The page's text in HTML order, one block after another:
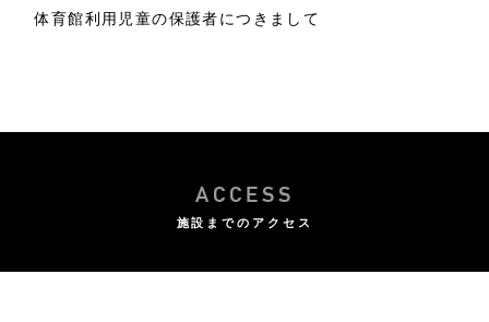
体育館利用児童の保護者につきまして
ACCESS
施設までのアクセス